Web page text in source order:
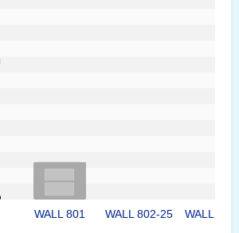
WALL 801 WALL 802-25 WALL